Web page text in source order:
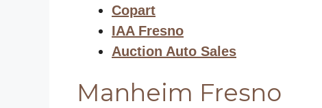
Copart
IAA Fresno
Auction Auto Sales
Manheim Fresno